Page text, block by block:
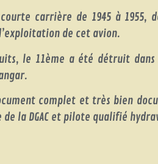
carrière de 1945 à 1955,
de cet avion.
le 11ème a été détruit
complet et très bien
de la DGAC et pilote qualifié